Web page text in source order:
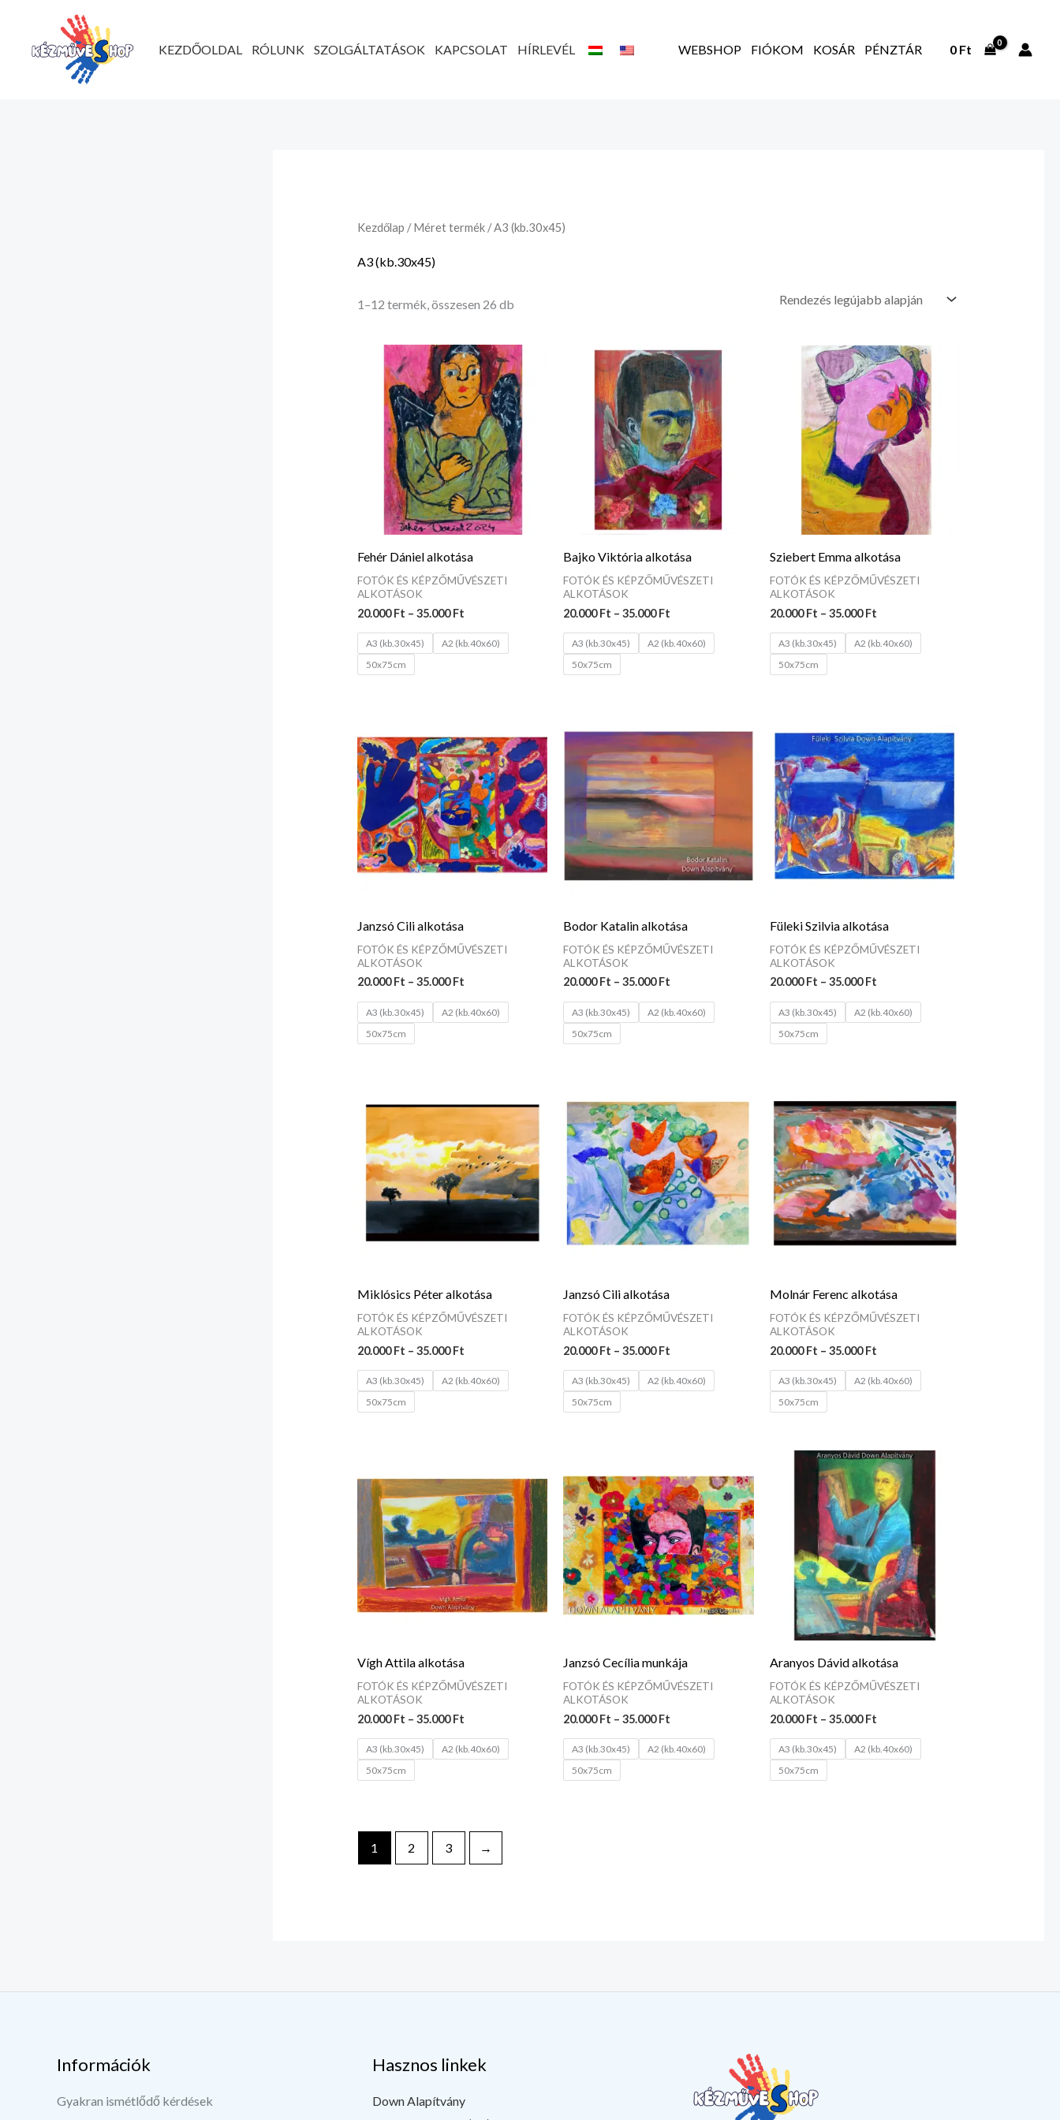
tartalomhoz
KEZDŐOLDAL RÓLUNK SZOLGÁLTATÁSOK KAPCSOLAT HÍRLEVÉL WEBSHOP FIÓKOM KOSÁR PÉNZTÁR 0 Ft
Kezdőlap / Méret termék / A3 (kb.30x45)
A3 (kb.30x45)
1–12 termék, összesen 26 db
Fehér Dániel alkotása
FOTÓK ÉS KÉPZŐMŰVÉSZETI
ALKOTÁSOK
20.000Ft – 35.000Ft
Ártartomány:
20.000 Ft
-
35.000 Ft
A3 (kb.30x45)
A2 (kb.40x60)
50x75cm
Bajko Viktória alkotása
FOTÓK ÉS KÉPZŐMŰVÉSZETI
ALKOTÁSOK
20.000Ft – 35.000Ft
Ártartomány:
20.000 Ft
-
35.000 Ft
A3 (kb.30x45)
A2 (kb.40x60)
50x75cm
Sziebert Emma alkotása
FOTÓK ÉS KÉPZŐMŰVÉSZETI
ALKOTÁSOK
20.000Ft – 35.000Ft
Ártartomány:
20.000 Ft
-
35.000 Ft
A3 (kb.30x45)
A2 (kb.40x60)
50x75cm
Janzsó Cili alkotása
FOTÓK ÉS KÉPZŐMŰVÉSZETI
ALKOTÁSOK
20.000Ft – 35.000Ft
-
35.000 Ft
A3 (kb.30x45)
A2 (kb.40x60)
50x75cm
Bodor Katalin alkotása
FOTÓK ÉS KÉPZŐMŰVÉSZETI
ALKOTÁSOK
20.000Ft – 35.000Ft
20.000 Ft
-
35.000 Ft
A3 (kb.30x45)
A2 (kb.40x60)
50x75cm
Füleki Szilvia alkotása
FOTÓK ÉS KÉPZŐMŰVÉSZETI
ALKOTÁSOK
20.000Ft – 35.000Ft
20.000 Ft
-
35.000 Ft
A3 (kb.30x45)
A2 (kb.40x60)
50x75cm
Miklósics Péter alkotása
FOTÓK ÉS KÉPZŐMŰVÉSZETI
ALKOTÁSOK
20.000Ft – 35.000Ft
20.000 Ft
35.000 Ft
A3 (kb.30x45)
A2 (kb.40x60)
50x75cm
Janzsó Cili alkotása
FOTÓK ÉS KÉPZŐMŰVÉSZETI
ALKOTÁSOK
20.000Ft – 35.000Ft
20.000 Ft
-
35.000 Ft
A3 (kb.30x45)
A2 (kb.40x60)
50x75cm
Molnár Ferenc alkotása
FOTÓK ÉS KÉPZŐMŰVÉSZETI
ALKOTÁSOK
20.000Ft – 35.000Ft
20.000 Ft
-
35.000 Ft
A3 (kb.30x45)
A2 (kb.40x60)
50x75cm
Vígh Attila alkotása
FOTÓK ÉS KÉPZŐMŰVÉSZETI
ALKOTÁSOK
20.000Ft – 35.000Ft
35.000 Ft
A3 (kb.30x45)
A2 (kb.40x60)
50x75cm
Janzsó Cecília munkája
FOTÓK ÉS KÉPZŐMŰVÉSZETI
ALKOTÁSOK
20.000Ft – 35.000Ft
-
35.000 Ft
A3 (kb.30x45)
A2 (kb.40x60)
50x75cm
Aranyos Dávid alkotása
FOTÓK ÉS KÉPZŐMŰVÉSZETI
ALKOTÁSOK
20.000Ft – 35.000Ft
Ártartomány:
20.000 Ft
-
35.000 Ft
A3 (kb.30x45)
A2 (kb.40x60)
50x75cm
1 2 3 →
Információk
Gyakran ismétlődő kérdések
Hasznos linkek
Down Alapítvány